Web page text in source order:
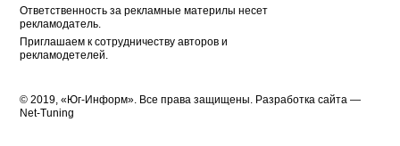
Ответственность за рекламные материлы несет
рекламодатель.
Приглашаем к сотрудничеству авторов и
рекламодетелей.
© 2019, «Юг-Информ». Все права защищены. Разработка cайта —
Net-Tuning